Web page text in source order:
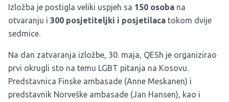
Izložba je postigla veliki uspjeh sa 150 osoba na
otvaranju i 300 posjetiteljki i posjetilaca tokom dvije
sedmice.
Na dan zatvaranja izložbe, 30. maja, QESh je organizirao
prvi okrugli sto na temu LGBT pitanja na Kosovu.
Predstavnica Finske ambasade (Anne Meskanen) i
predstavnik Norveške ambasade (Jan Hansen), kao i